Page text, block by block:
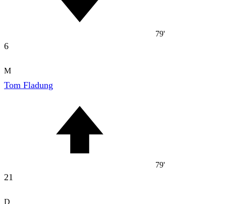
79'
6
M
Tom Fladung
79'
21
D